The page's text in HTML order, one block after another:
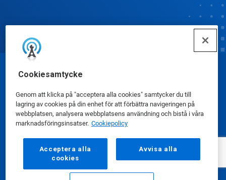
Cookiesamtycke
Genom att klicka på "acceptera alla cookies" samtycker du till
lagring av cookies på din enhet för att förbättra navigeringen på
webbplatsen, analysera webbplatsens användning och bistå i våra
marknadsföringsinsatser. Cookiepolicy
Acceptera alla
cookies
Avvisa alla
© Ecolab Inc. 2025
Säkerhetsdatablad|Sekretesspolicy|
Användarvillkor